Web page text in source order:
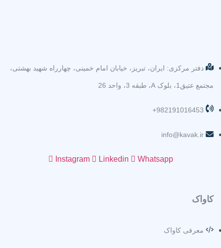
دفتر مرکزی: ایران، تبریز، خیابان امام خمینی، چهارراه شهید بهشتی،
مجتمع عتیق1، بلوک A، طبقه 3، واحد 26
982191016453+
info@kavak.ir
Instagram Linkedin Whatsapp
کاواک
معرفی کاواک